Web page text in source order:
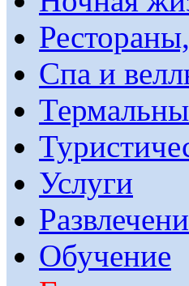
Спа и
Услуги
Обучение